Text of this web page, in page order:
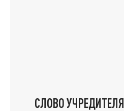
СЛОВО УЧРЕДИТЕЛЯ